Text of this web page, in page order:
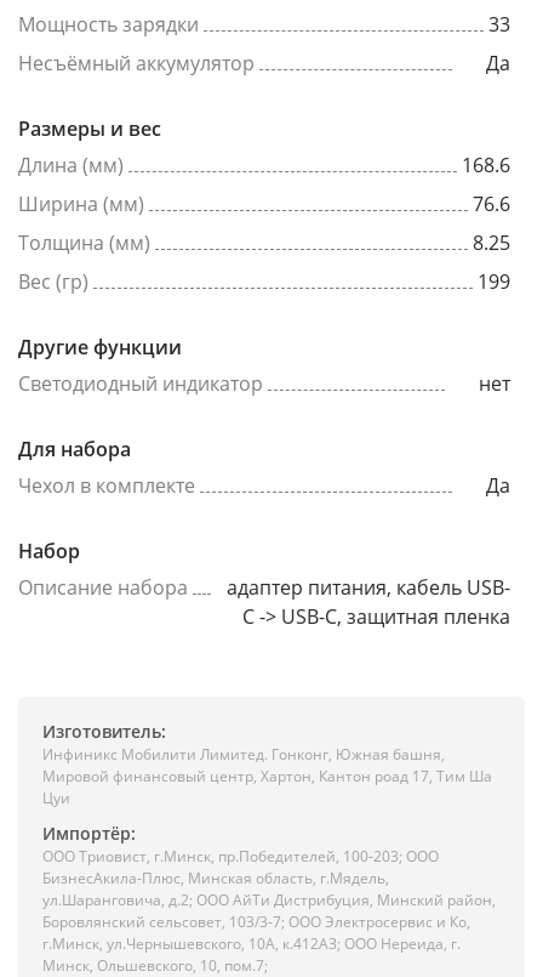
Мощность зарядки
33
Несъёмный аккумулятор
Да
Размеры и вес
Длина (мм)
168.6
Ширина (мм)
76.6
Толщина (мм)
8.25
Вес (гр)
199
Другие функции
Светодиодный индикатор
нет
Для набора
Чехол в комплекте
Да
Набор
Описание набора
адаптер питания, кабель USB-
C -> USB-C, защитная пленка
Изготовитель:
Инфиникс Мобилити Лимитед. Гонконг, Южная башня,
Мировой финансовый центр, Хартон, Кантон роад 17, Тим Ша
Цуи
Импортёр:
ООО Триовист, г.Минск, пр.Победителей, 100-203; ООО
БизнесАкила-Плюс, Минская область, г.Мядель,
ул.Шаранговича, д.2; ООО АйТи Дистрибуция, Минский район,
Боровлянский сельсовет, 103/3-7; ООО Электросервис и Ко,
г.Минск, ул.Чернышевского, 10А, к.412АЗ; ООО Нереида, г.
Минск, Ольшевского, 10, пом.7;